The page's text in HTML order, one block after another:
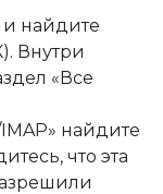
и найдите
Внутри
«Все
найдите
что эта